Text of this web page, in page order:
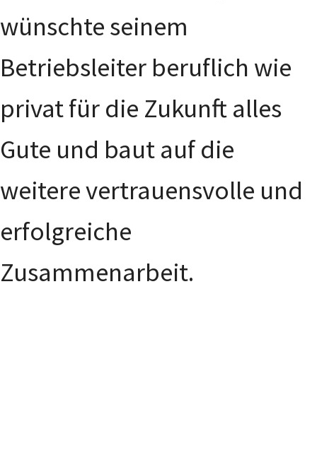
wünschte seinem
Betriebsleiter beruflich wie
privat für die Zukunft alles
Gute und baut auf die
weitere vertrauensvolle und
erfolgreiche
Zusammenarbeit.